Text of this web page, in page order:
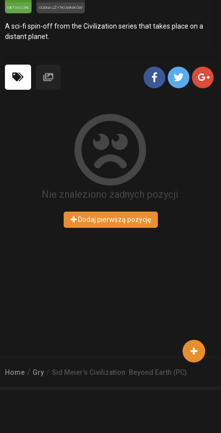
METASCORE OCENA UŻYTKOWNIKÓW
A sci-fi spin-off from the Civilization series that takes place on a
distant planet.
Nie znaleziono żadnych pozycji.
Dodaj pierwszą pozycję
Home Gry Sid Meier's Civilization: Beyond Earth (PC)